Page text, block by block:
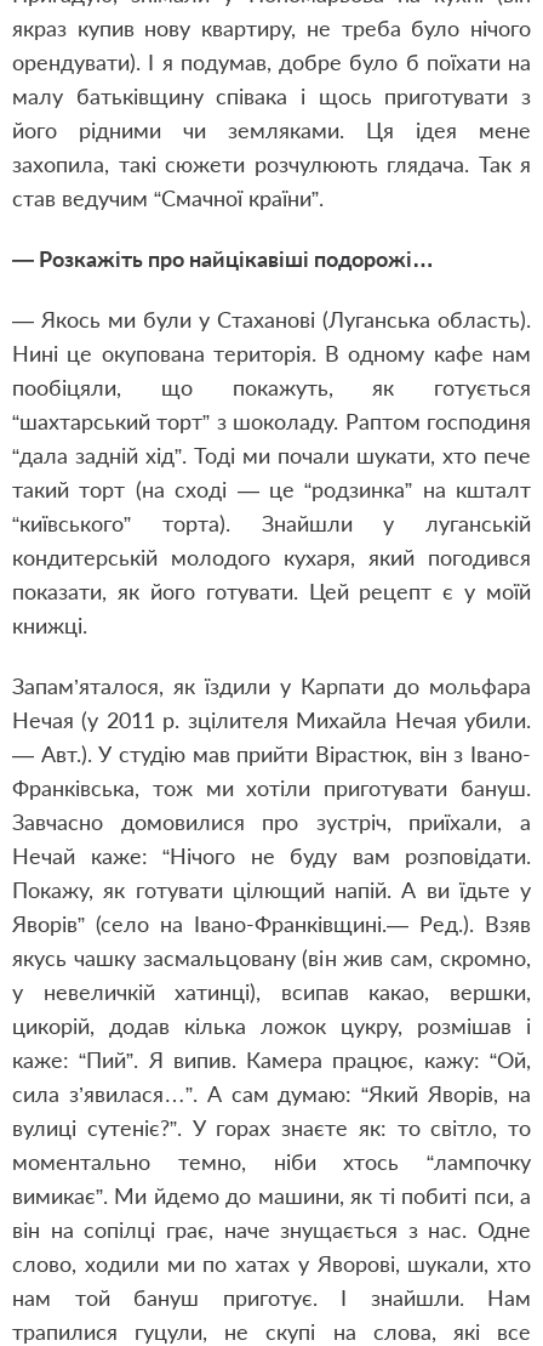
якраз купив нову квартиру, не треба було нічого
орендувати). І я подумав, добре було б поїхати на
малу батьківщину співака і щось приготувати з
його рідними чи земляками. Ця ідея мене
захопила, такі сюжети розчулюють глядача. Так я
став ведучим “Смачної країни”.
— Розкажіть про найцікавіші подорожі…
— Якось ми були у Стаханові (Луганська область).
Нині це окупована територія. В одному кафе нам
пообіцяли, що покажуть, як готується
“шахтарський торт” з шоколаду. Раптом господиня
“дала задній хід”. Тоді ми почали шукати, хто пече
такий торт (на сході — це “родзинка” на кшталт
“київського” торта). Знайшли у луганській
кондитерській молодого кухаря, який погодився
показати, як його готувати. Цей рецепт є у моїй
книжці.
Запам’яталося, як їздили у Карпати до мольфара
Нечая (у 2011 р. зцілителя Михайла Нечая убили.
— Авт.). У студію мав прийти Вірастюк, він з Івано-
Франківська, тож ми хотіли приготувати бануш.
Завчасно домовилися про зустріч, приїхали, а
Нечай каже: “Нічого не буду вам розповідати.
Покажу, як готувати цілющий напій. А ви їдьте у
Яворів” (село на Івано-Франківщині.— Ред.). Взяв
якусь чашку засмальцовану (він жив сам, скромно,
у невеличкій хатинці), всипав какао, вершки,
цикорій, додав кілька ложок цукру, розмішав і
каже: “Пий”. Я випив. Камера працює, кажу: “Ой,
сила з’явилася…”. А сам думаю: “Який Яворів, на
вулиці сутеніє?”. У горах знаєте як: то світло, то
моментально темно, ніби хтось “лампочку
вимикає”. Ми йдемо до машини, як ті побиті пси, а
він на сопілці грає, наче знущається з нас. Одне
слово, ходили ми по хатах у Яворові, шукали, хто
нам той бануш приготує. І знайшли. Нам
трапилися гуцули, не скупі на слова, які все